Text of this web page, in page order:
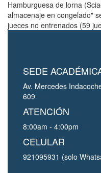
Hamburguesa de lorna
almacenaje en congelado"
jueces no entrenados (59
SEDE
Av. Mercedes
609
ATENCIÓN
8:00am - 4:00pm
CELULAR
921095931 (solo